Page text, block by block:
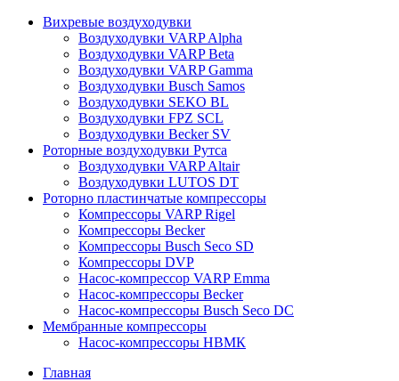
Вихревые воздуходувки
Воздуходувки VARP Alpha
Воздуходувки VARP Beta
Воздуходувки VARP Gamma
Воздуходувки Busch Samos
Воздуходувки SEKO BL
Воздуходувки FPZ SCL
Воздуходувки Becker SV
Роторные воздуходувки Рутса
Воздуходувки VARP Altair
Воздуходувки LUTOS DT
Роторно пластинчатые компрессоры
Компрессоры VARP Rigel
Компрессоры Becker
Компрессоры Busch Seco SD
Компрессоры DVP
Насос-компрессор VARP Emma
Насос-компрессоры Becker
Насос-компрессоры Busch Seco DC
Мембранные компрессоры
Насос-компрессоры НВМК
Главная